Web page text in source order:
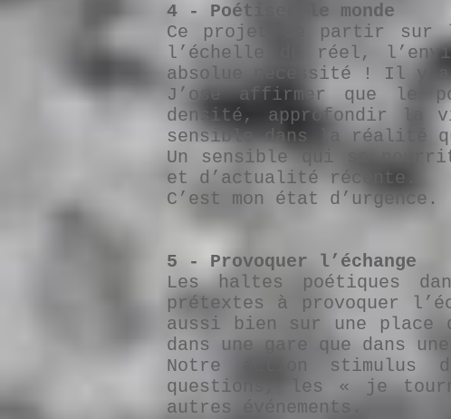
4 - Poétiser le monde
Ce projet de partir sur
l’échelle du réel,
absolue nécessité ! Il y
J’ose affirmer que le
densité, approfondir
sensible dans la réalité
Un sensible qui se
et d’actualité récente.
C’est mon état d’urgence.
5 - Provoquer l’échange
Les haltes poétiques
prétextes à provoquer
aussi bien sur une place
dans une gare que dans
Notre action stimulus
questions, les « je
autres événements.